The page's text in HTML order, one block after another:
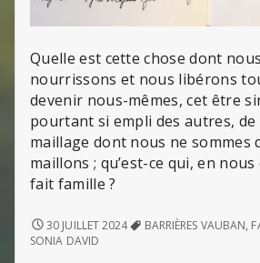
Quelle est cette chose dont
nourrissons et nous libérons
devenir nous-mêmes, cet être
pourtant si empli des autres,
maillage dont nous ne sommes
maillons ; qu’est-ce qui, en
fait famille ?
L’INVENTION
DE
30 JUILLET 2024 BARRIÈRES VAUBAN,
SONIA DAVID